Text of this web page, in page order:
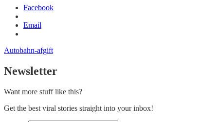
Facebook
Email
Autobahn-afgift
Newsletter
Want more stuff like this?
Get the best viral stories straight into your inbox!